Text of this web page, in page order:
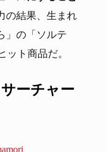
の結果、生まれ
」の「ソルテ
ット商品だ。
ーチャー